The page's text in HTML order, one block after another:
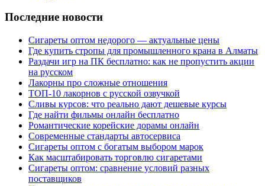
Последние новости
Сигареты оптом недорого — актуальные цены
Где купить стропы для промышленного крана в Алматы
Раздачи игр на ПК бесплатно: как не пропустить акции
на русском
Лакорны про сложные отношения
ТОП-10 лакорнов с русской озвучкой
Сливы курсов: что реально дают дешевые курсы
Где найти фильмы онлайн бесплатно
Романтические корейские дорамы онлайн
Современные стандарты автосервиса
Сигареты оптом с богатым выбором марок
Как масштабировать торговлю сигаретами
Сигареты оптом: сравнение условий разных
поставщиков